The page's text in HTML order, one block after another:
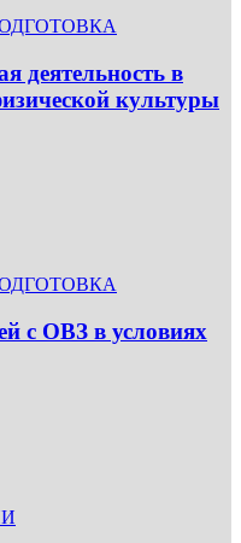
деятельность в
культуры
с ОВЗ в условиях